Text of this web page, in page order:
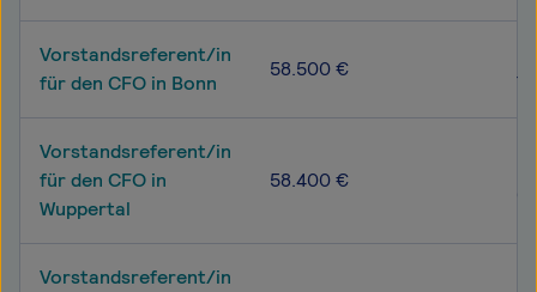
Vorstandsreferent/in
für den CFO in Bonn
58.500 €
Vorstandsreferent/in
für den CFO in
Wuppertal
58.400 €
Vorstandsreferent/in